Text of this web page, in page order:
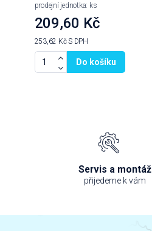
prodejní jednotka: ks
209,60 Kč
253,62 KčS DPH
Do košíku
Servis a montáž
přijedeme k vám